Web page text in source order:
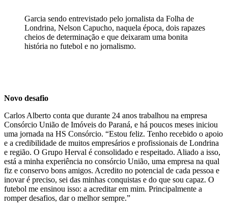
Garcia sendo entrevistado pelo jornalista da Folha de
Londrina, Nelson Capucho, naquela época, dois rapazes
cheios de determinação e que deixaram uma bonita
história no futebol e no jornalismo.
Novo desafio
Carlos Alberto conta que durante 24 anos trabalhou na empresa
Consórcio União de Imóveis do Paraná, e há poucos meses iniciou
uma jornada na HS Consórcio. “Estou feliz. Tenho recebido o apoio
e a credibilidade de muitos empresários e profissionais de Londrina
e região. O Grupo Herval é consolidado e respeitado. Aliado a isso,
está a minha experiência no consórcio União, uma empresa na qual
fiz e conservo bons amigos. Acredito no potencial de cada pessoa e
inovar é preciso, sei das minhas conquistas e do que sou capaz. O
futebol me ensinou isso: a acreditar em mim. Principalmente a
romper desafios, dar o melhor sempre.”